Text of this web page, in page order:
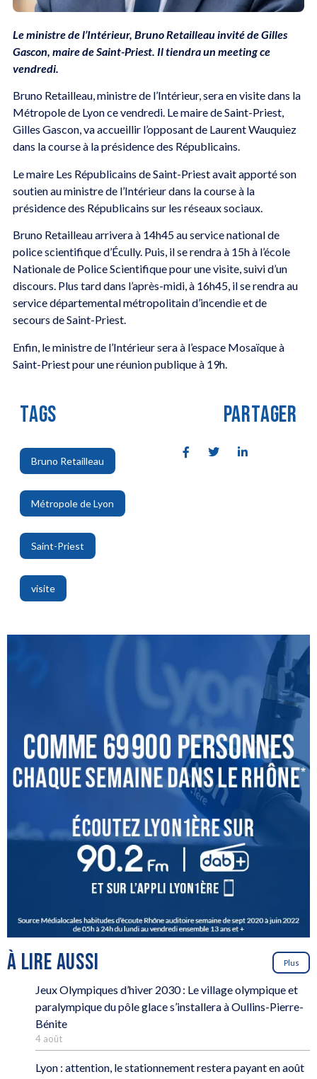
Le ministre de l’Intérieur, Bruno Retailleau invité de Gilles
Gascon, maire de Saint-Priest. Il tiendra un meeting ce
vendredi.
Bruno Retailleau, ministre de l’Intérieur, sera en visite dans la
Métropole de Lyon ce vendredi. Le maire de Saint-Priest,
Gilles Gascon, va accueillir l’opposant de Laurent Wauquiez
dans la course à la présidence des Républicains.
Le maire Les Républicains de Saint-Priest avait apporté son
soutien au ministre de l’Intérieur dans la course à la
présidence des Républicains sur les réseaux sociaux.
Bruno Retailleau arrivera à 14h45 au service national de
police scientifique d’Écully. Puis, il se rendra à 15h à l’école
Nationale de Police Scientifique pour une visite, suivi d’un
discours. Plus tard dans l’après-midi, à 16h45, il se rendra au
service départemental métropolitain d’incendie et de
secours de Saint-Priest.
Enfin, le ministre de l’Intérieur sera à l’espace Mosaïque à
Saint-Priest pour une réunion publique à 19h.
TAGS
Bruno Retailleau
,
Métropole de Lyon
,
Saint-Priest
,
visite
PARTAGER
À LIRE AUSSI Plus
Jeux Olympiques d’hiver 2030 : Le village olympique et
paralympique du pôle glace s’installera à Oullins-Pierre-
Bénite
4 août
Lyon : attention, le stationnement restera payant en août